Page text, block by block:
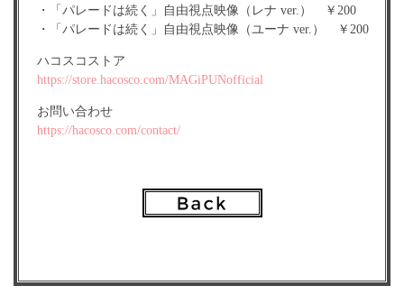
・「パレードは続く」自由視点映像（レナ ver.） ￥200
・「パレードは続く」自由視点映像（ユーナ ver.） ￥200
ハコスコストア
https://store.hacosco.com/MAGiPUNofficial
お問い合わせ
https://hacosco.com/contact/